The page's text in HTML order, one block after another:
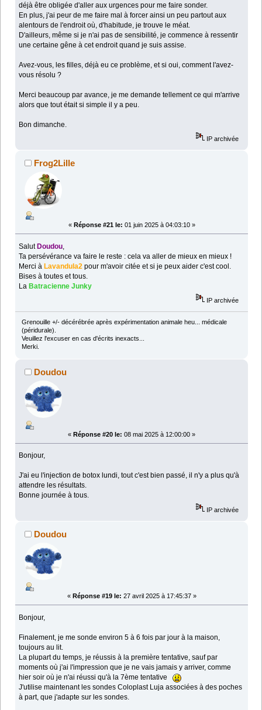
déjà être obligée d'aller aux urgences pour me faire sonder.
En plus, j'ai peur de me faire mal à forcer ainsi un peu partout aux
alentours de l'endroit où, d'habitude, je trouve le méat.
D'ailleurs, même si je n'ai pas de sensibilité, je commence à ressentir
une certaine gêne à cet endroit quand je suis assise.
Avez-vous, les filles, déjà eu ce problème, et si oui, comment l'avez-
vous résolu ?
Merci beaucoup par avance, je me demande tellement ce qui m'arrive
alors que tout était si simple il y a peu.
Bon dimanche.
IP archivée
Frog2Lille
« Réponse #21 le: 01 juin 2025 à 04:03:10 »
Salut Doudou,
Ta persévérance va faire le reste : cela va aller de mieux en mieux !
Merci à Lavandula2 pour m'avoir citée et si je peux aider c'est cool.
Bises à toutes et tous.
La Batracienne Junky
IP archivée
Grenouille +/- décérébrée après expérimentation animale heu... médicale
(péridurale).
Veuillez l'excuser en cas d'écrits inexacts...
Merki.
Doudou
« Réponse #20 le: 08 mai 2025 à 12:00:00 »
Bonjour,
J'ai eu l'injection de botox lundi, tout c'est bien passé, il n'y a plus qu'à
attendre les résultats.
Bonne journée à tous.
IP archivée
Doudou
« Réponse #19 le: 27 avril 2025 à 17:45:37 »
Bonjour,
Finalement, je me sonde environ 5 à 6 fois par jour à la maison,
toujours au lit.
La plupart du temps, je réussis à la première tentative, sauf par
moments où j'ai l'impression que je ne vais jamais y arriver, comme
hier soir où je n'ai réussi qu'à la 7ème tentative
J'utilise maintenant les sondes Coloplast Luja associées à des poches
à part, que j'adapte sur les sondes.